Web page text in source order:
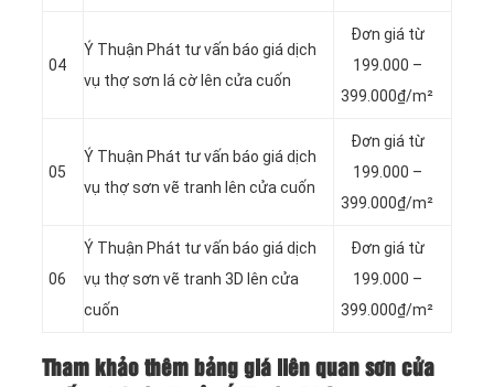
04
Ý Thuận Phát tư vấn báo giá dịch
vụ thợ sơn lá cờ lên cửa cuốn
Đơn giá từ
199.000 –
399.000₫/m²
05
Ý Thuận Phát tư vấn báo giá dịch
vụ thợ sơn vẽ tranh lên cửa cuốn
Đơn giá từ
199.000 –
399.000₫/m²
06
Ý Thuận Phát tư vấn báo giá dịch
vụ thợ sơn vẽ tranh 3D lên cửa
cuốn
Đơn giá từ
199.000 –
399.000₫/m²
Tham khảo thêm bảng giá liên quan sơn cửa